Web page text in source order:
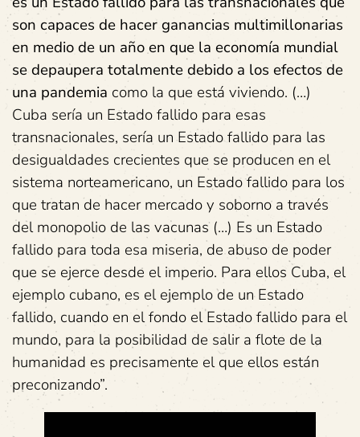
son capaces de hacer ganancias multimillonarias
en medio de un año en que la economía mundial
se depaupera totalmente debido a los efectos de
una pandemia como la que está viviendo. (…)
Cuba sería un Estado fallido para esas
transnacionales, sería un Estado fallido para las
desigualdades crecientes que se producen en el
sistema norteamericano, un Estado fallido para los
que tratan de hacer mercado y soborno a través
del monopolio de las vacunas (…) Es un Estado
fallido para toda esa miseria, de abuso de poder
que se ejerce desde el imperio. Para ellos Cuba, el
ejemplo cubano, es el ejemplo de un Estado
fallido, cuando en el fondo el Estado fallido para el
mundo, para la posibilidad de salir a flote de la
humanidad es precisamente el que ellos están
preconizando”.